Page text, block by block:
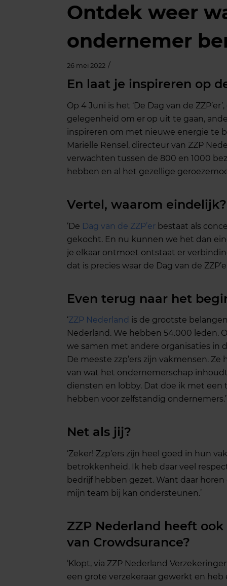
Ontdek weer
ondernemer
26 mei 2022 /
En laat je inspireren op
Op 4 Juni is het ‘De Dag van de
gelegenheid om er op uit te gaan,
inspireren om met nieuwe energie te
Mariëlle Rensel, directeur van ZZP
verwachten tussen de 800 en 1000
hebben en al het gezellige
Vertel, waarom eindelijk?
‘De Dag van de ZZP’er bestaat als
gekocht. En nu kunnen we het dan
je elkaar ontmoet ontstaat er
dat is precies waar de Dag van de
Even terug naar het
‘ZZP Nederland is de grootste
Nederland. We hebben 54.000 leden.
we samen met andere organisaties in
De meeste zzp’ers zijn vakmensen.
van wat het ondernemerschap
diensten en lobby. Dat doe ik met
hebben voor zelfstandig ondernemers.’
Net als jij?
‘Zeker! Zzp’ers zijn heel goed in hun
betrokkenheid. Ik heb daar veel
bedrijf hebben gezet. Want daar horen
mijn team bij kan ondersteunen.’
ZZP Nederland heeft
van Crowdsurance?
‘Klopt, via ZZP Nederland
een grote verzekeraar gewerkt en